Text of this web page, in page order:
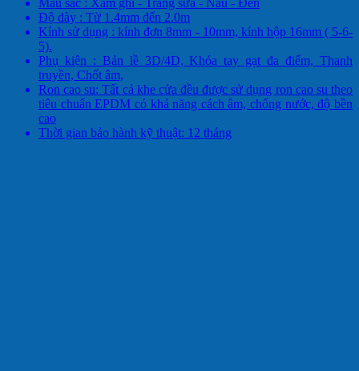
Độ dày : Từ 1.4mm đến 2.0m
Kính sử dụng : kính đơn 8mm - 10mm, kính hộp 16mm ( 5-6-
5).
Phụ kiện : Bản lề 3D/4D, Khóa tay gạt đa điểm, Thanh
truyền, Chốt âm,
Ron cao su: Tất cả khe cửa đều được sử dụng ron cao su theo
tiêu chuẩn EPDM có khả năng cách âm, chống nước, độ bền
cao
Thời gian bảo hành kỹ thuật: 12 tháng